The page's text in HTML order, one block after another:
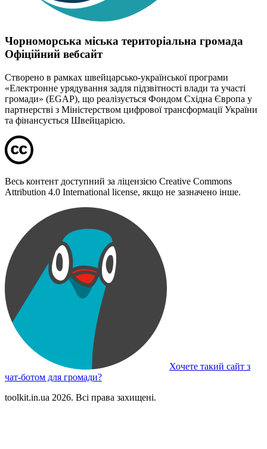
Чорноморська міська територіальна громада
Офіційний вебсайт
Створено в рамках швейцарсько-української програми
«Електронне урядування задля підзвітності влади та участі
громади» (EGAP), що реалізується Фондом Східна Європа у
партнерстві з Міністерством цифрової трансформації України
та фінансується Швейцарією.
Весь контент доступний за ліцензією Creative Commons
Attribution 4.0 International license, якщо не зазначено інше.
Хочете такий сайт з
чат-ботом для громади?
toolkit.in.ua 2026. Всі права захищені.